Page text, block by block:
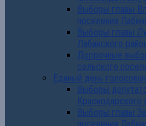
Выборы главы
поселения
Выборы главы
Лабинского
Досрочные
сельского
Единый день
Выборы
Выборы главы